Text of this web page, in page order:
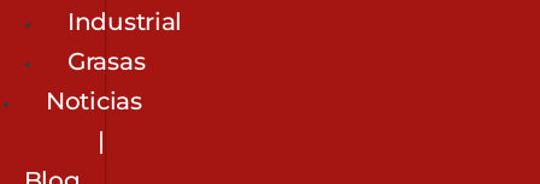
Industrial
Grasas
Noticias
|